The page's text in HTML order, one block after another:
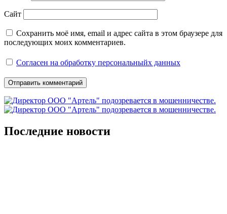
Сайт
Сохранить моё имя, email и адрес сайта в этом браузере для
последующих моих комментариев.
Согласен на обработку персональныйх данных
Последние новости